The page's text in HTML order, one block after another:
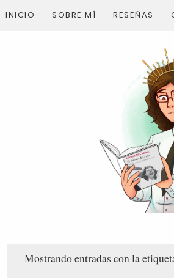
INICIO SOBRE MÍ RESEÑAS
Mostrando entradas con la